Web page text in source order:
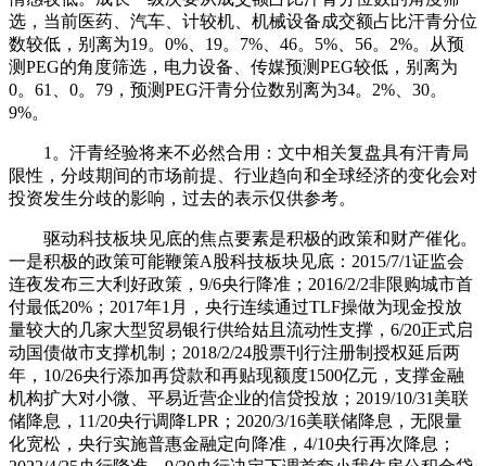
选，当前医药、汽车、计较机、机械设备成交额占比汗青分位
数较低，别离为19。0%、19。7%、46。5%、56。2%。从预
测PEG的角度筛选，电力设备、传媒预测PEG较低，别离为
0。61、0。79，预测PEG汗青分位数别离为34。2%、30。
9%。
1。汗青经验将来不必然合用：文中相关复盘具有汗青局
限性，分歧期间的市场前提、行业趋向和全球经济的变化会对
投资发生分歧的影响，过去的表示仅供参考。
驱动科技板块见底的焦点要素是积极的政策和财产催化。
一是积极的政策可能鞭策A股科技板块见底：2015/7/1证监会
连夜发布三大利好政策，9/6央行降准；2016/2/2非限购城市首
付最低20%；2017年1月，央行连续通过TLF操做为现金投放
量较大的几家大型贸易银行供给姑且流动性支撑，6/20正式启
动国债做市支撑机制；2018/2/24股票刊行注册制授权延后两
年，10/26央行添加再贷款和再贴现额度1500亿元，支撑金融
机构扩大对小微、平易近营企业的信贷投放；2019/10/31美联
储降息，11/20央行调降LPR；2020/3/16美联储降息，无限量
化宽松，央行实施普惠金融定向降准，4/10央行再次降息；